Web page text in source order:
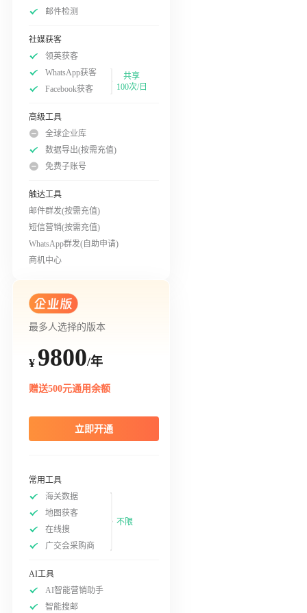
邮件检测
社媒获客
领英获客
WhatsApp获客
Facebook获客
共享
100次/日
高级工具
全球企业库
数据导出(按需充值)
免费子账号
触达工具
邮件群发(按需充值)
短信营销(按需充值)
WhatsApp群发(自助申请)
商机中心
最多人选择的版本
¥ 9800/年
赠送500元通用余额
立即开通
常用工具
海关数据
地图获客
在线搜
广交会采购商
不限
AI工具
AI智能营销助手
智能搜邮